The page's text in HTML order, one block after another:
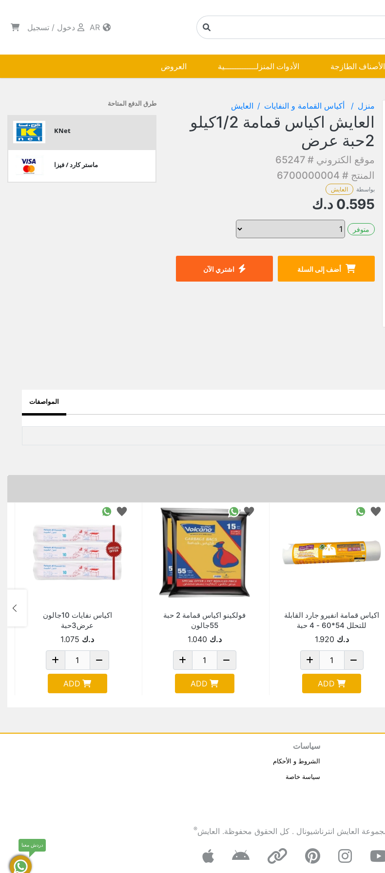
دخول / تسجيل
الأصناف الطازجة الأدوات المنزلـــــــــــــية العروض
منزل أكياس القمامة و النفايات العايش
العايش اكياس قمامة 1/2كيلو
2حبة عرض
موقع الكتروني # 65247
المنتج # 6700000004
بواسطة العايش
0.595 د.ك
متوفر
أضف إلى السلة اشتري الآن
طرق الدفع المتاحة
KNet
ماستر كارد / فيزا
المواصفات
اكياس قمامة انفيرو جارد القابلة
للتحلل 54*60 - 4 حبة
د.ك 1.920
ADD
فولكينو اكياس قمامة 2 حبة
55جالون
د.ك 1.040
ADD
اكياس نفايات 10جالون
عرض3حبة
د.ك 1.075
ADD
سياسات
الشروط و الأحكام
سياسة خاصة
العايش®
دردش معنا